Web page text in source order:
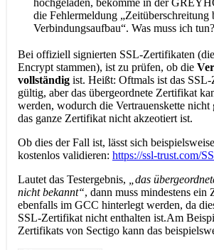
hochgeladen, bekomme in der
die Fehlermeldung „Zeitüberschreitung
Verbindungsaufbau“. Was muss ich tun?
Bei offiziell signierten SSL-Zertifikaten
Encrypt stammen), ist zu prüfen, ob die
vollständig ist. Heißt: Oftmals ist das
gültig, aber das übergeordnete Zertifikat
werden, wodurch die Vertrauenskette nicht
das ganze Zertifikat nicht akzeotiert ist.
Ob dies der Fall ist, lässt sich
kostenlos validieren: https://ssl-trust.com/
Lautet das Testergebnis,
„das
nicht bekannt“, dann muss mindestens
ebenfalls im GCC hinterlegt werden, da
SSL-Zertifikat nicht enthalten ist.Am
Zertifikats von Sectigo kann das